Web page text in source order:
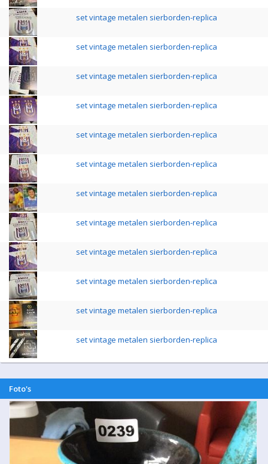
set vintage metalen sierborden-replica
set vintage metalen sierborden-replica
set vintage metalen sierborden-replica
set vintage metalen sierborden-replica
set vintage metalen sierborden-replica
set vintage metalen sierborden-replica
set vintage metalen sierborden-replica
set vintage metalen sierborden-replica
set vintage metalen sierborden-replica
set vintage metalen sierborden-replica
set vintage metalen sierborden-replica
set vintage metalen sierborden-replica
Foto's